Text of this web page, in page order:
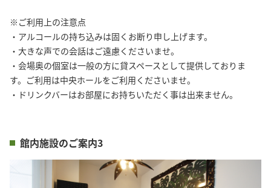
※ご利用上の注意点
・アルコールの持ち込みは固くお断り申し上げます。
・大きな声での会話はご遠慮くださいませ。
・会場奥の個室は一般の方に貸スペースとして提供しておりま
す。ご利用は中央ホールをご利用くださいませ。
・ドリンクバーはお部屋にお持ちいただく事は出来ません。
館内施設のご案内3